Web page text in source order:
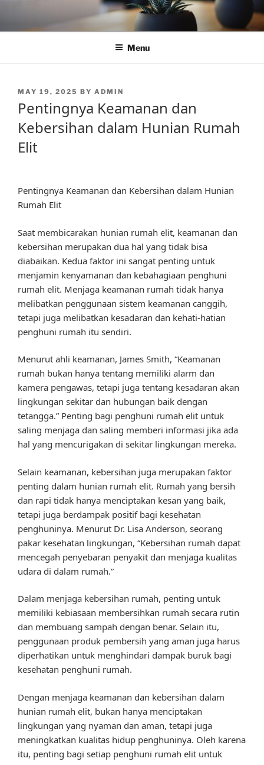
content
Menu
POSTED
MAY 19, 2025 BY ADMIN
Pentingnya Keamanan dan
Kebersihan dalam Hunian Rumah
Elit
Pentingnya Keamanan dan Kebersihan dalam Hunian
Rumah Elit
Saat membicarakan hunian rumah elit, keamanan dan
kebersihan merupakan dua hal yang tidak bisa
diabaikan. Kedua faktor ini sangat penting untuk
menjamin kenyamanan dan kebahagiaan penghuni
rumah elit. Menjaga keamanan rumah tidak hanya
melibatkan penggunaan sistem keamanan canggih,
tetapi juga melibatkan kesadaran dan kehati-hatian
penghuni rumah itu sendiri.
Menurut ahli keamanan, James Smith, “Keamanan
rumah bukan hanya tentang memiliki alarm dan
kamera pengawas, tetapi juga tentang kesadaran akan
lingkungan sekitar dan hubungan baik dengan
tetangga.” Penting bagi penghuni rumah elit untuk
saling menjaga dan saling memberi informasi jika ada
hal yang mencurigakan di sekitar lingkungan mereka.
Selain keamanan, kebersihan juga merupakan faktor
penting dalam hunian rumah elit. Rumah yang bersih
dan rapi tidak hanya menciptakan kesan yang baik,
tetapi juga berdampak positif bagi kesehatan
penghuninya. Menurut Dr. Lisa Anderson, seorang
pakar kesehatan lingkungan, “Kebersihan rumah dapat
mencegah penyebaran penyakit dan menjaga kualitas
udara di dalam rumah.”
Dalam menjaga kebersihan rumah, penting untuk
memiliki kebiasaan membersihkan rumah secara rutin
dan membuang sampah dengan benar. Selain itu,
penggunaan produk pembersih yang aman juga harus
diperhatikan untuk menghindari dampak buruk bagi
kesehatan penghuni rumah.
Dengan menjaga keamanan dan kebersihan dalam
hunian rumah elit, bukan hanya menciptakan
lingkungan yang nyaman dan aman, tetapi juga
meningkatkan kualitas hidup penghuninya. Oleh karena
itu, penting bagi setiap penghuni rumah elit untuk